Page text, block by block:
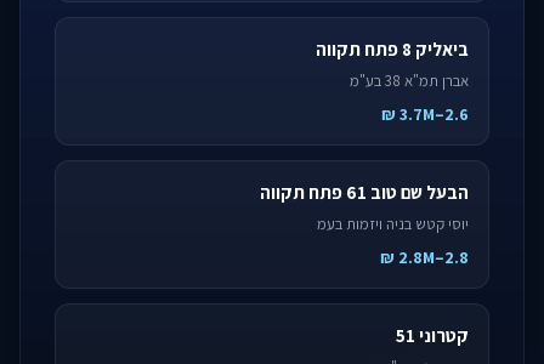
ביאליק 8 פתח תקווה
אברן תמ"א 38 בע"מ
2.6–3.7M ₪
הבעל שם טוב 61 פתח תקווה
יוסי קטש בניה ויזמות בעמ
2.8–2.8M ₪
קטרוני 51